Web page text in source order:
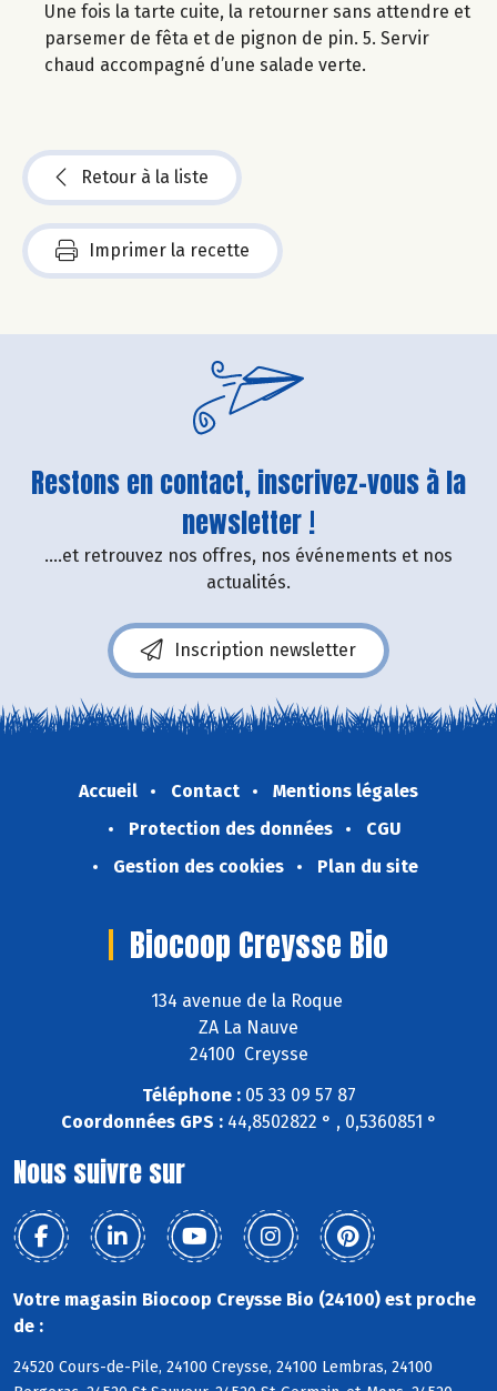
Une fois la tarte cuite, la retourner sans attendre et
parsemer de fêta et de pignon de pin. 5. Servir
chaud accompagné d’une salade verte.
Retour à la liste
Imprimer la recette
Restons en contact, inscrivez-vous à la
newsletter !
....et retrouvez nos offres, nos événements et nos
actualités.
Inscription newsletter
Accueil Contact
Mentions légales
Protection des données
CGU
Gestion des cookies
Plan du site
Biocoop Creysse Bio
134 avenue de la Roque
ZA La Nauve
24100 Creysse
Téléphone :05 33 09 57 87
Coordonnées GPS :44,8502822 ° , 0,5360851 °
Nous suivre sur
Votre magasin Biocoop Creysse Bio (24100) est proche
de :
24520 Cours-de-Pile, 24100 Creysse, 24100 Lembras, 24100